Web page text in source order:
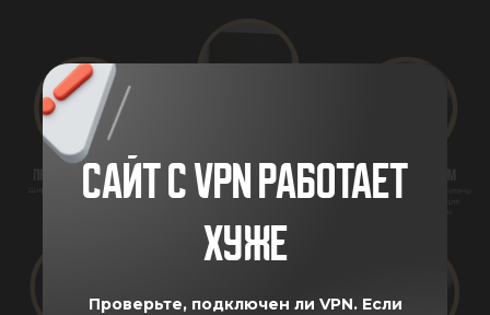
САЙТ С VPN РАБОТАЕТ
ХУЖЕ
Проверьте, подключен ли VPN. Если